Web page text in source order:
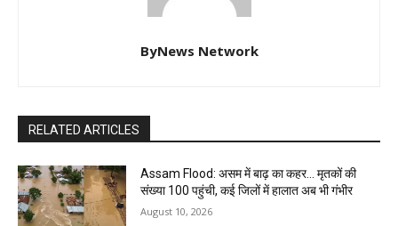
ByNews Network
RELATED ARTICLES
Assam Flood: असम में बाढ़ का कहर… मृतकों की
संख्या 100 पहुंची, कई जिलों में हालात अब भी गंभीर
August 10, 2026